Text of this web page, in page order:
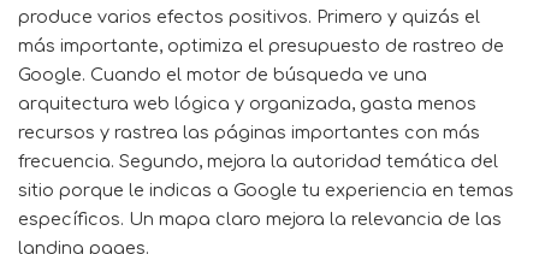
produce varios efectos positivos. Primero y quizás el
más importante, optimiza el presupuesto de rastreo de
Google. Cuando el motor de búsqueda ve una
arquitectura web lógica y organizada, gasta menos
recursos y rastrea las páginas importantes con más
frecuencia. Segundo, mejora la autoridad temática del
sitio porque le indicas a Google tu experiencia en temas
específicos. Un mapa claro mejora la relevancia de las
landing pages.